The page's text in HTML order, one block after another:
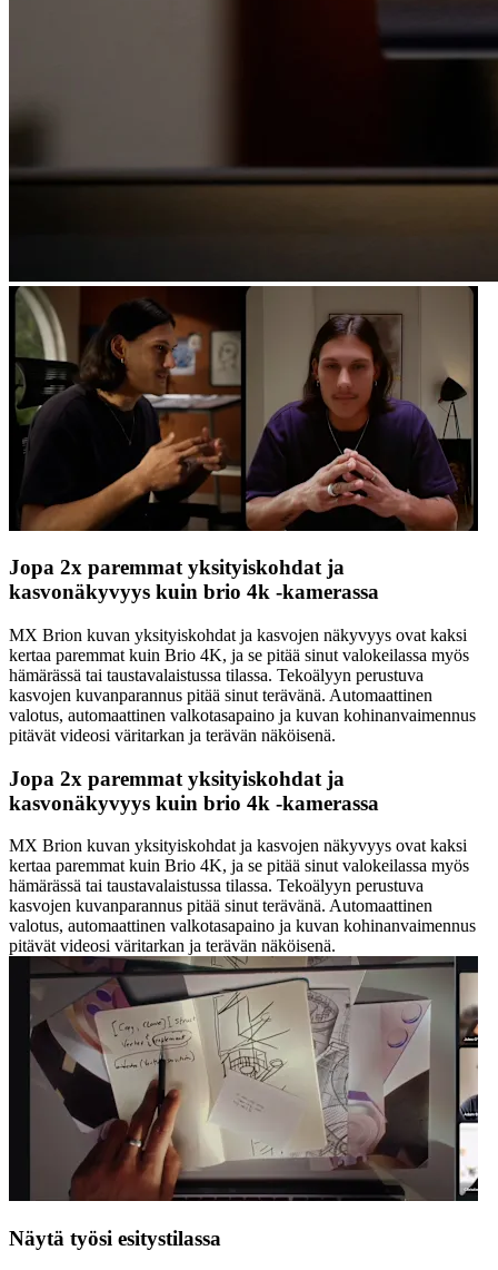
Jopa 2x paremmat yksityiskohdat ja
kasvonäkyvyys kuin brio 4k -kamerassa
MX Brion kuvan yksityiskohdat ja kasvojen näkyvyys ovat kaksi
kertaa paremmat kuin Brio 4K, ja se pitää sinut valokeilassa myös
hämärässä tai taustavalaistussa tilassa. Tekoälyyn perustuva
kasvojen kuvanparannus pitää sinut terävänä. Automaattinen
valotus, automaattinen valkotasapaino ja kuvan kohinanvaimennus
pitävät videosi väritarkan ja terävän näköisenä.
Jopa 2x paremmat yksityiskohdat ja
kasvonäkyvyys kuin brio 4k -kamerassa
MX Brion kuvan yksityiskohdat ja kasvojen näkyvyys ovat kaksi
kertaa paremmat kuin Brio 4K, ja se pitää sinut valokeilassa myös
hämärässä tai taustavalaistussa tilassa. Tekoälyyn perustuva
kasvojen kuvanparannus pitää sinut terävänä. Automaattinen
valotus, automaattinen valkotasapaino ja kuvan kohinanvaimennus
pitävät videosi väritarkan ja terävän näköisenä.
Näytä työsi esitystilassa